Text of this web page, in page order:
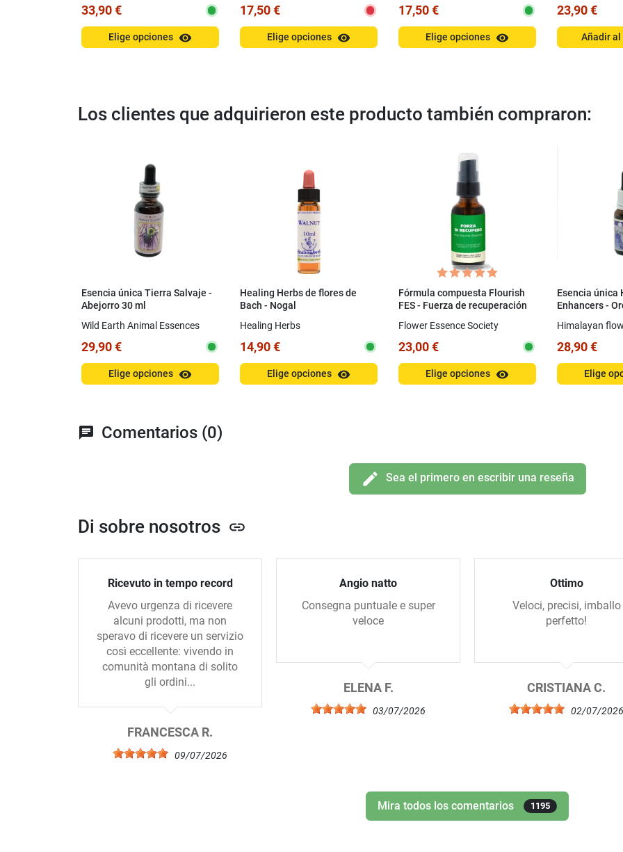
33,90 €
Elige opciones visibility
17,50 €
Elige opciones visibility
17,50 €
Elige opciones visibility
23,90 €
Añadir
Los clientes que adquirieron este producto también compraron:
Esencia única Tierra Salvaje -
Abejorro 30 ml
Wild Earth Animal Essences
29,90 €
Elige opciones visibility
Healing Herbs de flores de
Bach - Nogal
Healing Herbs
14,90 €
Elige opciones visibility
Fórmula compuesta Flourish
FES - Fuerza de recuperación
30 ml Spray
Flower Essence Society
23,00 €
Elige opciones visibility
Esencia única
Enhancers -
Himalayan
28,90 €
Elige
chat Comentarios (0)
edit Sea el primero en escribir una reseña
Di sobre nosotros link
Ricevuto in tempo record
Avevo urgenza di ricevere
alcuni prodotti, ma non
speravo di ricevere un servizio
così eccellente: vivendo in
comunità montana di solito
gli ordini...
FRANCESCA R.
09/07/2026
Angio natto
Consegna puntuale e super
veloce
ELENA F.
03/07/2026
Ottimo
Veloci, precisi, imballo
perfetto!
CRISTIANA C.
02/07/2026
Mira todos los comentarios 1195